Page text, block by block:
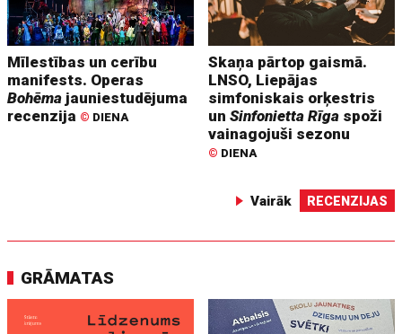
Mīlestības un cerību
manifests. Operas
Bohēma jauniestudējuma
recenzija © DIENA
Skaņa pārtop gaismā.
LNSO, Liepājas
simfoniskais orķestris
unSinfonietta Rīga spoži
vainagojuši sezonu
© DIENA
Vairāk RECENZIJAS
GRĀMATAS